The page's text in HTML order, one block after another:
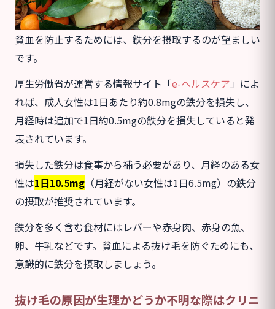
貧血を防止するためには、鉄分を摂取するのが望ましい
です。
厚生労働省が運営する情報サイト「e-ヘルスケア 」によ
れば、成人女性は1日あたり約0.8mgの鉄分を損失し、
月経時は追加で1日約0.5mgの鉄分を損失していると発
表されています。
損失した鉄分は食事から補う必要があり、月経のある女
性は1日10.5mg （月経がない女性は1日6.5mg）の鉄分
の摂取が推奨されています。
鉄分を多く含む食材にはレバーや赤身肉、赤身の魚、
卵、牛乳などです。貧血による抜け毛を防ぐためにも、
意識的に鉄分を摂取しましょう。
抜け毛の原因が生理かどうか不明な際はクリニ